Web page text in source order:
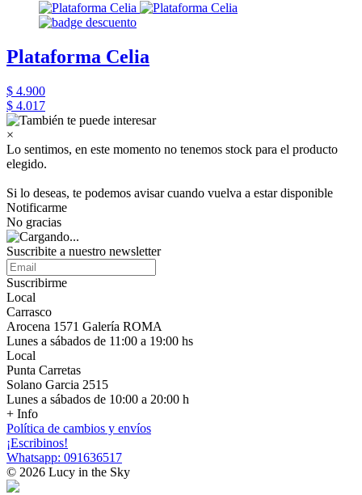
Plataforma Celia
$ 4.900
$ 4.017
×
Lo sentimos, en este momento no tenemos stock para el producto
elegido.
Si lo deseas, te podemos avisar cuando vuelva a estar disponible
Notificarme
No gracias
Suscribite a nuestro newsletter
Suscribirme
Local
Carrasco
Arocena 1571 Galería ROMA
Lunes a sábados de 11:00 a 19:00 hs
Local
Punta Carretas
Solano Garcia 2515
Lunes a sábados de 10:00 a 20:00 h
+ Info
Política de cambios y envíos
¡Escribinos!
Whatsapp: 091636517
© 2026 Lucy in the Sky